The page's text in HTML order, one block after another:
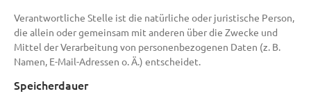
Verantwortliche Stelle ist die natürliche oder juristische Person,
die allein oder gemeinsam mit anderen über die Zwecke und
Mittel der Verarbeitung von personenbezogenen Daten (z. B.
Namen, E-Mail-Adressen o. Ä.) entscheidet.
Speicherdauer